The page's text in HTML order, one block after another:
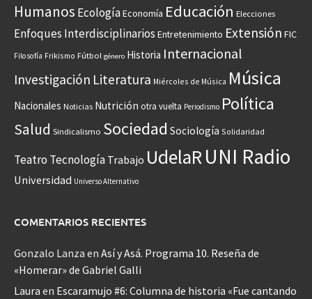
Humanos EcologíaEconomía Educación Elecciones
Enfoques Interdisciplinarios Entretenimiento Extensión FIC
Filosofía Frikismo Fútbol género Historia Internacional
Investigación Literatura Miércoles de Música Música
Nacionales Noticias Nutrición otra vuelta Periodismo Política
Salud Sindicalismo Sociedad Sociología Solidaridad
Teatro Tecnología Trabajo UdelaR UNI Radio
Universidad Universo Alternativo
COMENTARIOS RECIENTES
Gonzalo Lanza en Así y Asá. Programa 10. Reseña de
«Homerar» de Gabriel Galli
Laura en Escaramujo #6: Columna de historia «Fue cantando